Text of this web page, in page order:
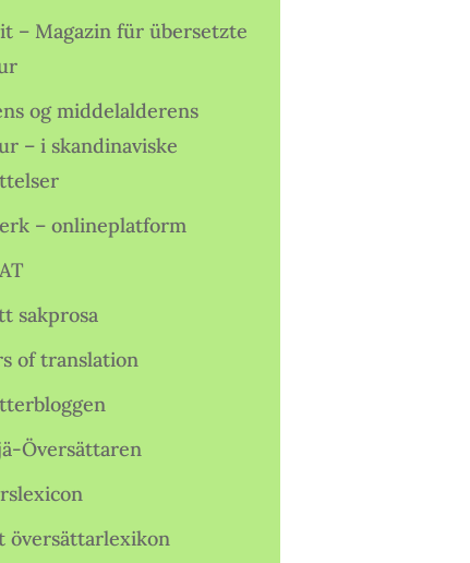
– Magazin für übersetzte
og middelalderens
– i skandinaviske
– onlineplatform
sakprosa
of translation
Översättaren
översättarlexikon